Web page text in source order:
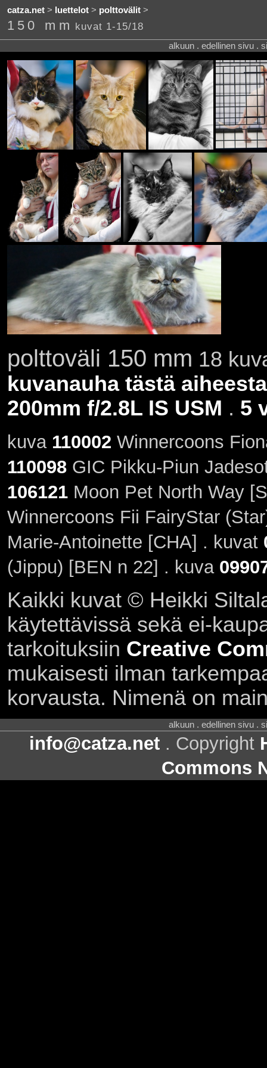
catza.net> luettelot> polttovälit>
150 mm kuvat 1-15/18
alkuun . edellinen sivu .
polttoväli 150 mm 18
kuvanauha tästä aiheesta
200mm f/2.8L IS USM . 5
kuva 110002 Winnercoons
110098GIC Pikku-Piun
106121Moon Pet North Way
Winnercoons Fii FairyStar
Marie-Antoinette [CHA] . kuvat
(Jippu) [BEN n 22] . kuva
Kaikki kuvat © Heikki
käytettävissä sekä ei-
tarkoituksiin Creative
mukaisesti ilman
korvausta. Nimenä on
alkuun . edellinen sivu .
info@catza.net . Copyright
Commons